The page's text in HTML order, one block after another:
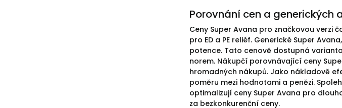
Porovnání cen a generických
Ceny Super Avana pro značkovou verzi
pro ED a PE reliéf. Generické Super
potence. Tato cenově dostupná
norem. Nákupčí porovnávající ceny
hromadných nákupů. Jako nákladově
poměru mezi hodnotami a penězi.
optimalizují ceny Super Avana pro
za bezkonkurenční ceny.